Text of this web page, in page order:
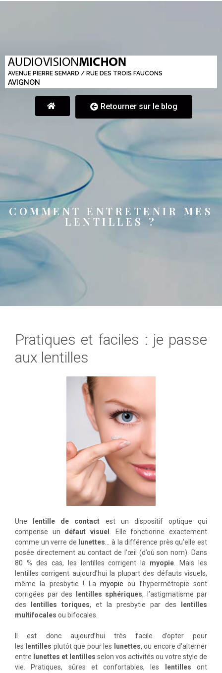
AVENUE PIERRE SEMARD / RUE DES TROIS FAUCONS
AVIGNON
Retourner sur le blog
COMMENT ENTRETENIR MES
LENTILLES ?
Pratiques et faciles : je passe
aux lentilles
Une lentille de contact est un dispositif optique qui
compense un défaut visuel
. Elle fonctionne exactement
comme un verre de lunettes … à la différence près qu’elle est
posée directement au contact de l’œil (d’où son nom). Dans
80 % des cas, les lentilles corrigent la myopie . Mais les
lentilles corrigent aujourd’hui la plupart des défauts visuels,
même la presbytie ! La myopie ou l’hypermétropie sont
corrigées par des
lentilles sphériques, l’astigmatisme par
des
lentilles toriques, et la presbytie par des
lentilles
multifocales ou bifocales.
Il est donc aujourd’hui très facile d’opter pour
les lentilles plutôt que pour les lunettes, ou encore d’alterner
entre lunettes et lentilles selon vos activités ou votre style de
vie. Pratiques, sûres et confortables, les
lentilles ont